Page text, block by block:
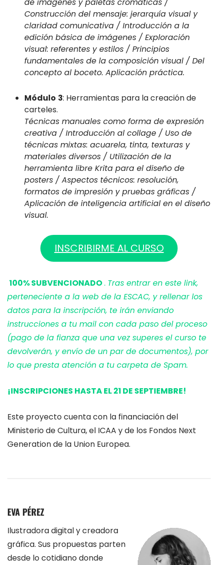
Construcción del mensaje: jerarquía visual y
claridad comunicativa / Introducción a la
edición básica de imágenes / Exploración
visual: referentes y estilos / Principios
fundamentales de la composición visual / Del
concepto al boceto. Aplicación práctica.
Módulo 3: Herramientas para la creación de
carteles.
Técnicas manuales como forma de expresión
creativa / Introducción al collage / Uso de
técnicas mixtas: acuarela, tinta, texturas y
materiales diversos / Utilización de la
herramienta libre Krita para el diseño de
posters / Aspectos técnicos: resolución,
formatos de impresión y pruebas gráficas /
Aplicación de inteligencia artificial en el diseño
visual.
INSCRIBIRME AL CURSO
100% SUBVENCIONADO. Tras entrar en este link,
perteneciente a la web de la ESCAC, y rellenar los
datos para la inscripción, te irán enviando
instrucciones a tu mail con cada paso del proceso
(pago de la fianza que una vez superes el curso te
devolverán, y envío de un par de documentos), por
lo que presta atención a tu carpeta de Spam.
¡INSCRIPCIONES HASTA EL 21 DE SEPTIEMBRE!
Este proyecto cuenta con la financiación del
Ministerio de Cultura, el ICAA y de los Fondos Next
Generation de la Union Europea.
EVA PÉREZ
Ilustradora digital y creadora
gráfica. Sus propuestas parten
desde lo cotidiano donde